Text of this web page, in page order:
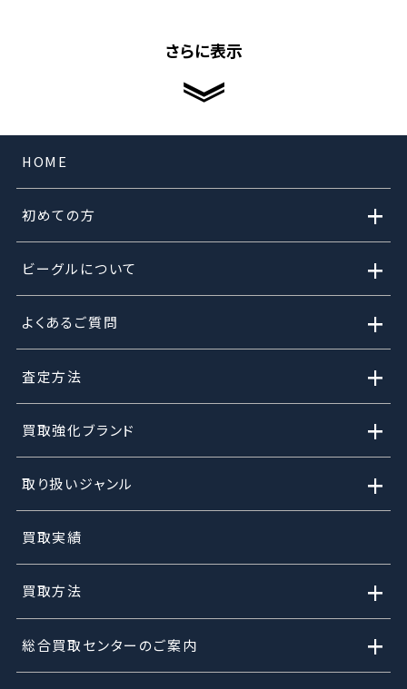
さらに表示
HOME
初めての方 +
ビーグルについて +
よくあるご質問 +
査定方法 +
買取強化ブランド +
取り扱いジャンル +
買取実績
買取方法 +
総合買取センターのご案内 +